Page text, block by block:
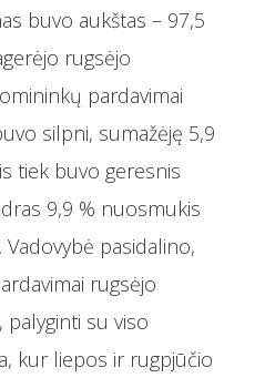
buvo aukštas – 97,5
rugsėjo
pardavimai
silpni, sumažėję 5,9
tiek buvo geresnis
9,9 % nuosmukis
pasidalino,
rugsėjo
palyginti su viso
kur liepos ir rugpjūčio